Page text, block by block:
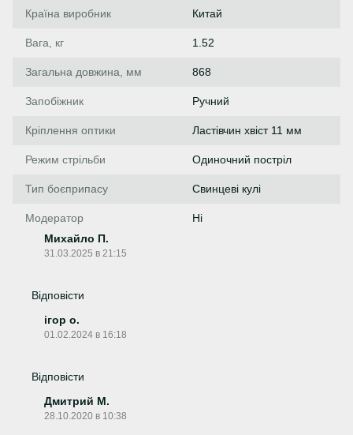
Країна виробник Китай
Вага, кг 1.52
Загальна довжина, мм 868
Запобіжник Ручний
Кріплення оптики Ластівчин хвіст 11 мм
Режим стрільби Одиночний постріл
Тип боєприпасу Свинцеві кулі
Модератор
Ні
Михайло П.
31.03.2025 в 21:15
Відповісти
ігор о.
01.02.2024 в 16:18
Відповісти
Дмитрий М.
28.10.2020 в 10:38